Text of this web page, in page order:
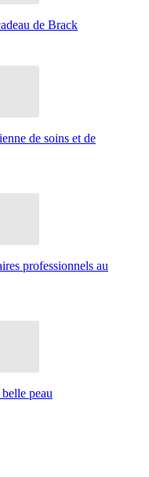
de Brack
de soins et de
professionnels au
peau